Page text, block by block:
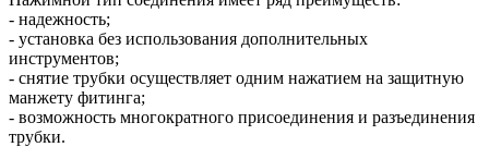
- надежность;
- установка без использования дополнительных
инструментов;
- снятие трубки осуществляет одним нажатием на защитную
манжету фитинга;
- возможность многократного присоединения и разъединения
трубки.